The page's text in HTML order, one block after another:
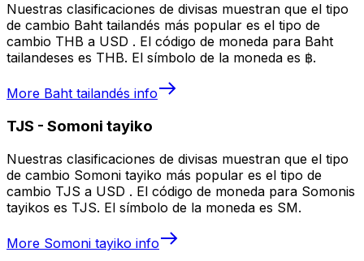
Nuestras clasificaciones de divisas muestran que el tipo
de cambio Baht tailandés más popular es el tipo de
cambio THB a USD . El código de moneda para Baht
tailandeses es THB. El símbolo de la moneda es ฿.
More Baht tailandés info
TJS - Somoni tayiko
Nuestras clasificaciones de divisas muestran que el tipo
de cambio Somoni tayiko más popular es el tipo de
cambio TJS a USD . El código de moneda para Somonis
tayikos es TJS. El símbolo de la moneda es SM.
More Somoni tayiko info